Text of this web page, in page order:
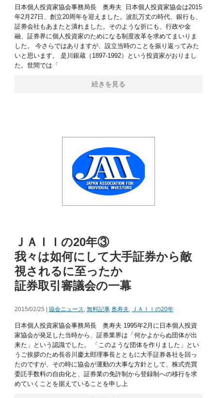
日本個人投資家協会事務局長 奥寿夫 日本個人投資家協会は2015
年2月27日、創立20周年を迎えました。波乱万丈の時代、銀行も、
証券会社もあまたと潰れました。そのような折にも、行政や金
融、証券界に個人投資家のためになる制度改革を求めてまいりま
した。 今さらではありますが、設立当時のことを振り返ってみた
いと思います。 是川銀蔵（1897-1992）という投資家がおりまし
た。世間では「
続きを見る
ＪＡＩＩの20年③
我々は如何にして大手証券から敵
視されるに至ったか
証券取引審議会の一幕
2015/02/25 | 協会ニュース, 無料記事 奥寿夫, ＪＡＩＩの20年
日本個人投資家協会事務局長 奥寿夫 1995年2月に日本個人投資
家協会が発足した当時から、証券業界は「何かよからぬ団体が出
来た」という認識でした。 「このような団体を作りました」とい
うご挨拶のため長谷川慶太郎理事長とともに大手証券各社を回っ
たのですが、その時に協会が運動の大事な方針として、株式売買
委託手数料の自由化と、証券業の免許制から登録制への移行を求
めていくことを据えていることを申し上